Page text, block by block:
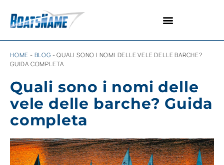
HOME - BLOG -QUALI SONO I NOMI DELLE VELE DELLE BARCHE?
GUIDA COMPLETA
Quali sono i nomi delle
vele delle barche? Guida
completa